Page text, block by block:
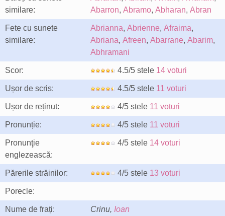
similare:
Abarron, Abramo, Abharan, Abran
Fete cu sunete
similare:
Abrianna, Abrienne, Afraima,
Abriana, Afreen, Abarrane, Abarim,
Abhramani
Scor: 4.5/5 stele 14 voturi
Ușor de scris: 4.5/5 stele 11 voturi
Ușor de reținut: 4/5 stele 11 voturi
Pronunție: 4/5 stele 11 voturi
Pronunţie
englezească:
4/5 stele 14 voturi
Părerile străinilor: 4/5 stele 13 voturi
Porecle:
Nume de frați: Crinu, Ioan